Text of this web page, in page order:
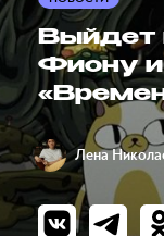
Выйдет
Фиону и
Лена